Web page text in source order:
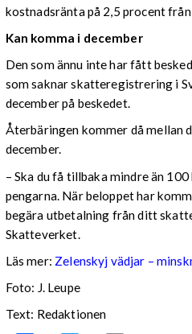
kostnadsränta på 2,5 procent
Kan komma i december
Den som ännu inte har fått
som saknar skatteregistrering i
december på beskedet.
Återbäringen kommer då mellan
december.
– Ska du få tillbaka mindre än
pengarna. När beloppet har
begära utbetalning från ditt
Skatteverket.
Läs mer: Zelenskyj vädjar –
Foto: J. Leupe
Text: Redaktionen